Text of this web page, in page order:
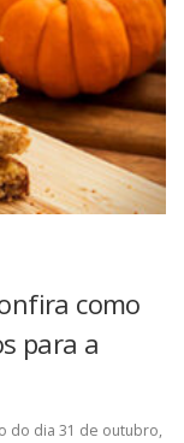
como
para a
do dia 31 de outubro,